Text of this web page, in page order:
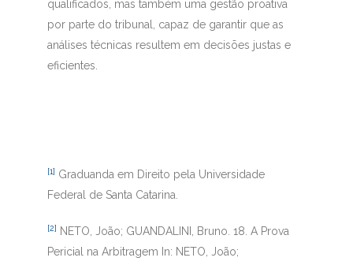
qualificados, mas também uma gestão proativa
por parte do tribunal, capaz de garantir que as
análises técnicas resultem em decisões justas e
eficientes.
[1] Graduanda em Direito pela Universidade
Federal de Santa Catarina.
[2] NETO, João; GUANDALINI, Bruno. 18. A Prova
Pericial na Arbitragem In: NETO, João;